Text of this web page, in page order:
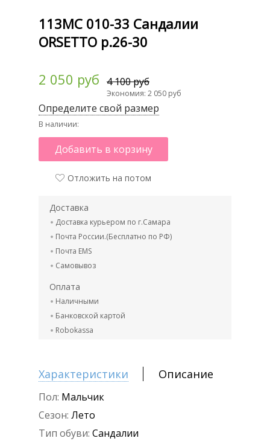
113МС 010-33 Сандалии
ORSETTO р.26-30
2 050 руб 4 100 руб
Экономия: 2 050 руб
Определите свой размер
В наличии:
Добавить в корзину
Отложить на потом
Доставка
Доставка курьером по г.Самара
Почта России.(Бесплатно по РФ)
Почта EMS
Самовывоз
Оплата
Наличными
Банковской картой
Robokassa
Характеристики Описание
Пол: Мальчик
Сезон: Лето
Тип обуви: Сандалии